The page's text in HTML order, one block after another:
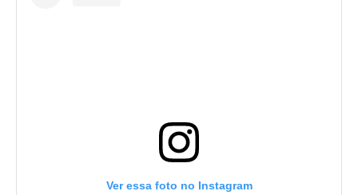
Ver essa foto no Instagram